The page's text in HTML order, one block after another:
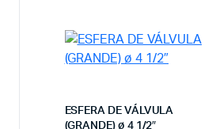
ESFERA DE VÁLVULA
(GRANDE) ø 4 1/2″